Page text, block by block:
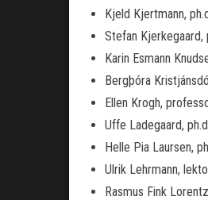
Kjeld Kjertmann,
Stefan Kjerkegaard,
Karin Esmann
Bergþóra
Ellen Krogh,
Uffe Ladegaard,
Helle Pia Laursen,
Ulrik Lehrmann,
Rasmus Fink